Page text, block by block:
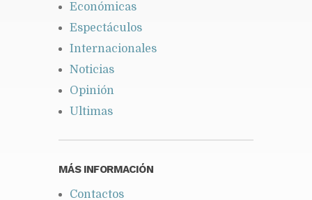
Económicas
Espectáculos
Internacionales
Noticias
Opinión
Ultimas
MÁS INFORMACIÓN
Contactos